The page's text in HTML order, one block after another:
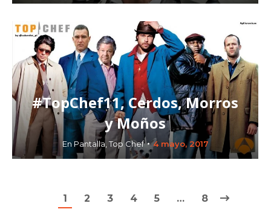
#TopChef11, Cerdos, Morros
y Moños
En Pantalla,Top Chef 4 mayo, 2017
1 2 3 4 5 … 8